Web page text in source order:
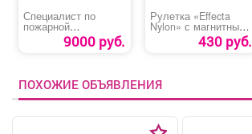
Специалист по
пожарной
профилактике9000 руб.
Рулетка «Effecta
Nylon» с магнитным
зацепом 430 руб.
ПОХОЖИЕ ОБЪЯВЛЕНИЯ